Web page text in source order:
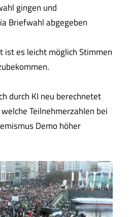
gingen und
Briefwahl abgegeben
ist es leicht möglich Stimmen
durch KI neu berechnetet
Teilnehmerzahlen bei
Demo höher